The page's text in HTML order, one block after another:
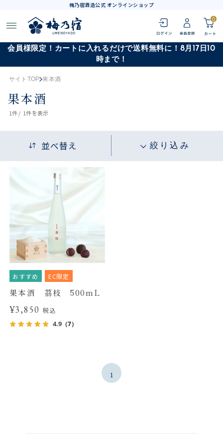
梅乃宿酒造公式 オンラインショップ
0
会員様限定！カートに入れるだけで送料無料に！8月17日10
時まで！
サイトTOP 果本酒
果本酒
1件 / 1件を表示
並べ替え 絞り込み
おすすめ EC限定
果本酒 茘枝 500mL
¥3,850税込
4.9（7）
1